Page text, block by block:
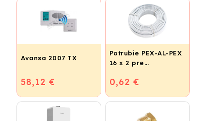
Avansa 2007 TX
58,12 €
Potrubie PEX-AL-PEX
16 x 2 pre
podlahové kúrenie a
0,62 €